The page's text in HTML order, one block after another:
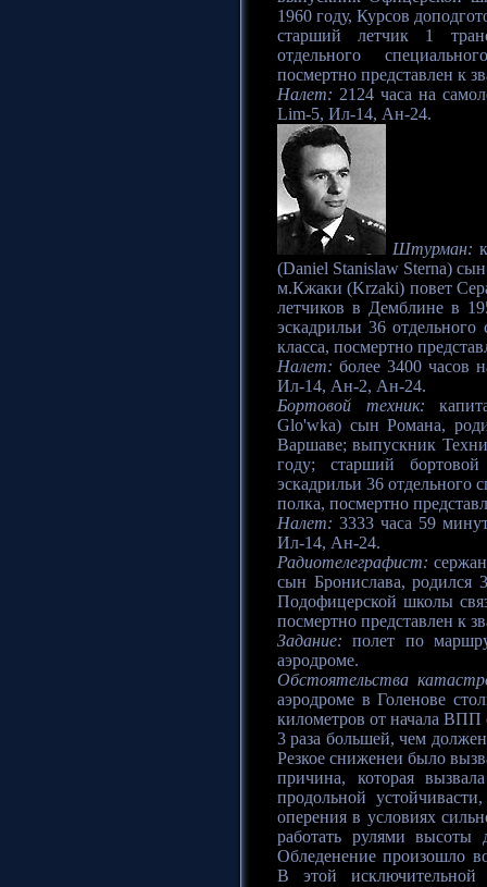
1960 году, Курсов
старший летчик 1
отдельного
посмертно представлен к
Налет: 2124 часа на
Lim-5, Ил-14, Ан-24.
Штурман:
(Daniel Stanislaw Sterna)
м.Кжаки (Krzaki) повет
летчиков в Демблине в
эскадрильи 36
класса, посмертно
Налет: более 3400 часов
Ил-14, Ан-2, Ан-24.
Бортовой техник:
Glo'wka) сын Романа,
Варшаве; выпускник
году; старший
эскадрильи 36 отдельного
полка, посмертно
Налет: 3333 часа 59
Ил-14, Ан-24.
Радиотелеграфист:
сын Бронислава, родился
Подофицерской школы
посмертно представлен к
Задание: полет по
аэродроме.
Обстоятельства
аэродроме в Голенове
километров от начала ВПП
3 раза большей, чем
Резкое сниженеи было
причина, которая
продольной
оперения в условиях
работать рулями высоты
Обледенение произошло
В этой